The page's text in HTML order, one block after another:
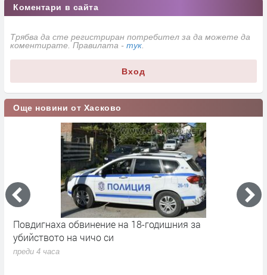
Коментари в сайта
Трябва да сте регистриран потребител за да можете да
коментирате. Правилата - тук
Вход
Още новини от Хасково
Повдигнаха обвинение на 18-годишния за
убийството на чичо си
преди 4 часа